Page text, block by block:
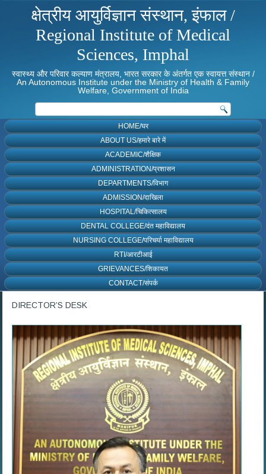
क्षेत्रीय आयुर्विज्ञान संस्थान, इंफाल /
Regional Institute of Medical
Sciences, Imphal
स्वास्थ्य और परिवार कल्याण मंत्रालय, भारत सरकार के अंतर्गत एक स्वायत्त संस्थान /
An Autonomous Institute under the Ministry of Health & Family
Welfare, Government of India
HOME/घर
ABOUT US/हमारे बारे में
ACADEMIC/शैक्षिक
ADMINISTRATION/प्रशासन
DEPARTMENTS/विभाग
ADMISSION/दाखिला
HOSPITAL/चिकित्सालय
DENTAL COLLEGE/दंत महाविद्यालय
NURSING COLLEGE/परिचर्या महाविद्यालय
RTI/आरटीआई
GRIEVANCES/शिकायत
CONTACT/संपर्क
DIRECTOR’S DESK